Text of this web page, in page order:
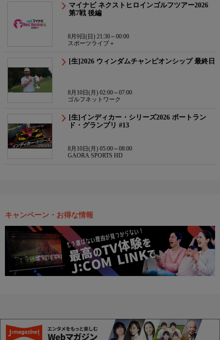
マイナビ ネクストヒロインゴルフツアー2026
第7戦 後編
8月9日(日) 21:30～00:00
スポーツライブ＋
[生]2026 ウィンダムチャンピオンシップ 最終日
8月10日(月) 02:00～07:00
ゴルフネットワーク
[生]インディカー・シリーズ2026 ポートラン
ド・グランプリ #13
8月10日(月) 05:00～08:00
GAORA SPORTS HD
キャンペーン・お得な情報